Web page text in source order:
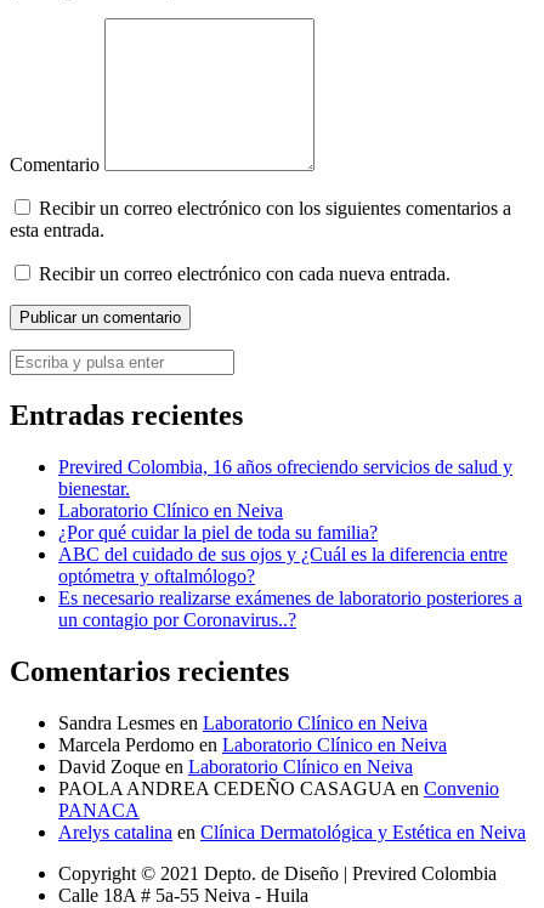
Comentario
Recibir un correo electrónico con los siguientes comentarios a
esta entrada.
Recibir un correo electrónico con cada nueva entrada.
Entradas recientes
Previred Colombia, 16 años ofreciendo servicios de salud y
bienestar.
Laboratorio Clínico en Neiva
¿Por qué cuidar la piel de toda su familia?
ABC del cuidado de sus ojos y ¿Cuál es la diferencia entre
optómetra y oftalmólogo?
Es necesario realizarse exámenes de laboratorio posteriores a
un contagio por Coronavirus..?
Comentarios recientes
Sandra Lesmes en Laboratorio Clínico en Neiva
Marcela Perdomo en Laboratorio Clínico en Neiva
David Zoque en Laboratorio Clínico en Neiva
PAOLA ANDREA CEDEÑO CASAGUA en Convenio
PANACA
Arelys catalina en Clínica Dermatológica y Estética en Neiva
Copyright © 2021 Depto. de Diseño | Previred Colombia
Calle 18A # 5a-55 Neiva - Huila